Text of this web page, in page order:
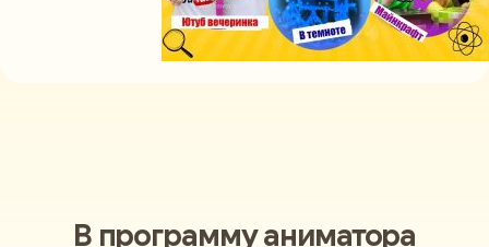
В программу аниматора